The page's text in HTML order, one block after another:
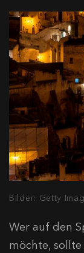
Bilder: Getty
Wer auf den
möchte,